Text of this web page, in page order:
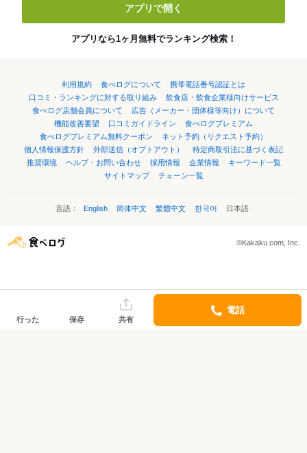
アプリで開く
アプリなら1ヶ月無料でランキング検索！
利用規約 食べログについて
携帯電話番号認証とは
口コミ・ランキングに対する取り組み
飲食店・飲食企業様向けサービス
食べログ店舗会員について
広告（メーカー・団体様等向け）について
機能改善要望
口コミガイドライン
食べログプレミアム
食べログプレミアム無料クーポン
ネット予約（リクエスト予約）
個人情報保護方針
外部送信（オプトアウト）
特定商取引法に基づく表記
推奨環境
ヘルプ・お問い合わせ 採用情報 企業情報
キーワード一覧
サイトマップ
チェーン一覧
言語： English 简体中文 繁體中文 한국어 日本語
©Kakaku.com, Inc.
行った 保存 共有
電話